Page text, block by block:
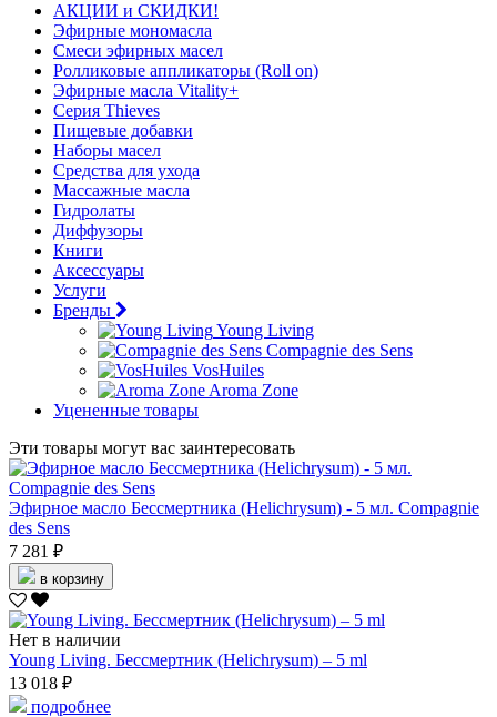
АКЦИИ и СКИДКИ!
Эфирные мономасла
Смеси эфирных масел
Ролликовые аппликаторы (Roll on)
Эфирные масла Vitality+
Серия Thieves
Пищевые добавки
Наборы масел
Средства для ухода
Массажные масла
Гидролаты
Диффузоры
Книги
Аксессуары
Услуги
Бренды
Young Living
Compagnie des Sens
VosHuiles
Aroma Zone
Уцененные товары
Эти товары могут вас заинтересовать
Эфирное масло Бессмертника (Helichrysum) - 5 мл. Compagnie
des Sens
7 281 ₽
в корзину
Нет в наличии
Young Living. Бессмертник (Helichrysum) – 5 ml
13 018 ₽
подробнее